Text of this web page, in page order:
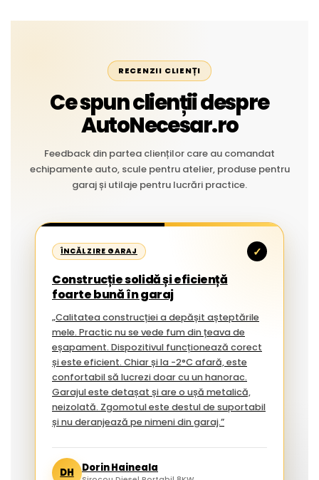
RECENZII CLIENȚI
Ce spun clienții despre
AutoNecesar.ro
Feedback din partea clienților care au comandat
echipamente auto, scule pentru atelier, produse pentru
garaj și utilaje pentru lucrări practice.
ÎNCĂLZIRE GARAJ ✓
Construcție solidă și eficiență
foarte bună în garaj
„Calitatea construcției a depășit așteptările
mele. Practic nu se vede fum din țeava de
eșapament. Dispozitivul funcționează corect
și este eficient. Chiar și la -2°C afară, este
confortabil să lucrezi doar cu un hanorac.
Garajul este detașat și are o ușă metalică,
neizolată. Zgomotul este destul de suportabil
și nu deranjează pe nimeni din garaj.”
DH Dorin Haineala